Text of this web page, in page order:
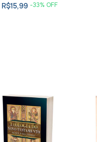
R$15,99 -33% OFF